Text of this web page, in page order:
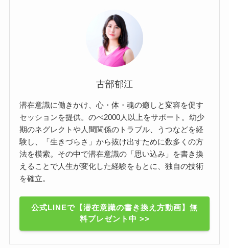
古部郁江
潜在意識に働きかけ、心・体・魂の癒しと変容を促す
セッションを提供。のべ2000人以上をサポート。幼少
期のネグレクトや人間関係のトラブル、うつなどを経
験し、「生きづらさ」から抜け出すために数多くの方
法を模索。その中で潜在意識の「思い込み」を書き換
えることで人生が変化した経験をもとに、独自の技術
を確立。
公式LINEで【潜在意識の書き換え方動画】無
料プレゼント中 >>